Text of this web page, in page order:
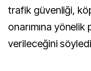
trafik güvenliği,
onarımına
verileceğini